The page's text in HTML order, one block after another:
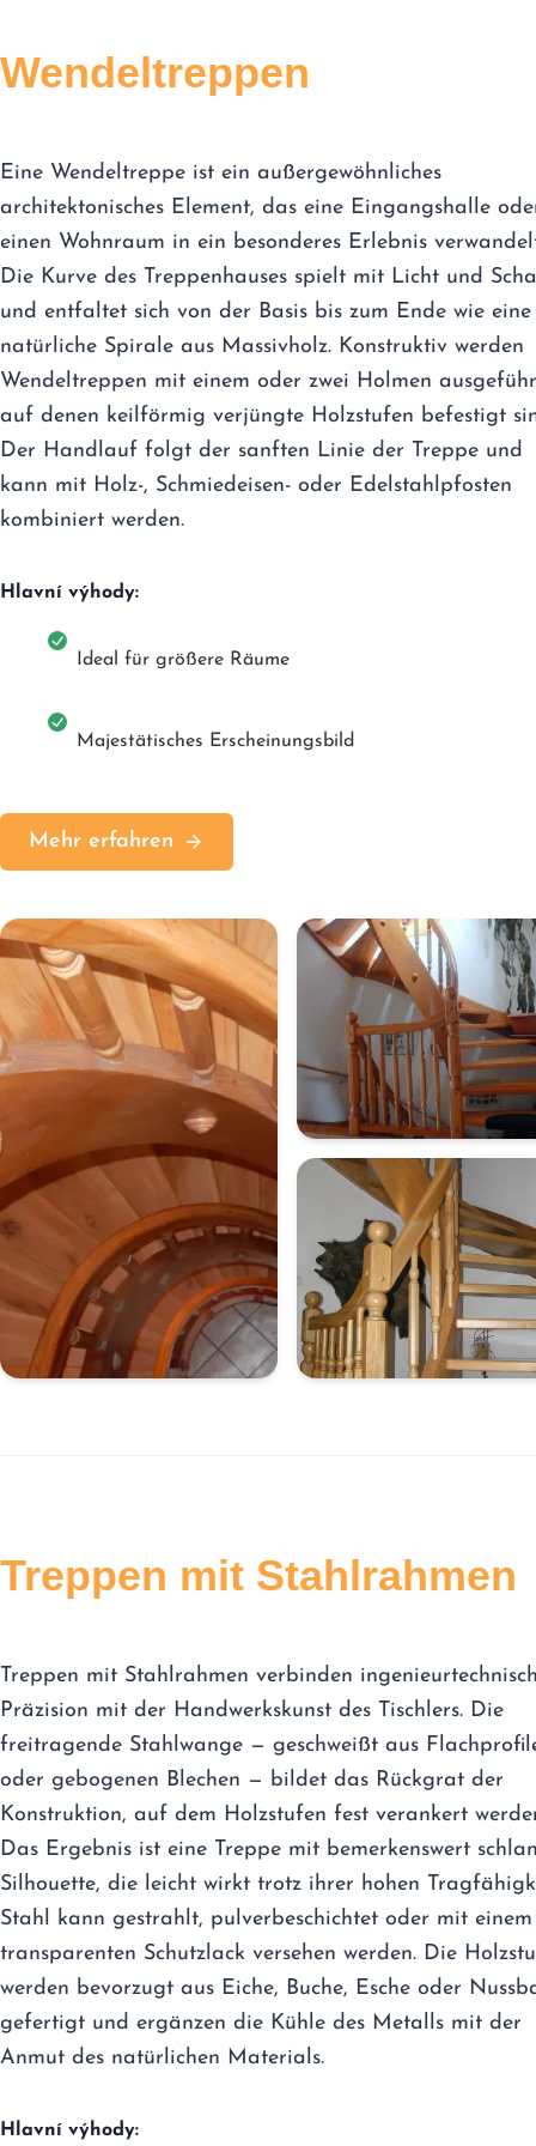
Wendeltreppen
Eine Wendeltreppe ist ein außergewöhnliches
architektonisches Element, das eine Eingangshalle
einen Wohnraum in ein besonderes Erlebnis
Die Kurve des Treppenhauses spielt mit Licht und
und entfaltet sich von der Basis bis zum Ende wie eine
natürliche Spirale aus Massivholz. Konstruktiv werden
Wendeltreppen mit einem oder zwei Holmen
auf denen keilförmig verjüngte Holzstufen befestigt
Der Handlauf folgt der sanften Linie der Treppe und
kann mit Holz-, Schmiedeisen- oder Edelstahlpfosten
kombiniert werden.
Hlavní výhody:
Ideal für größere Räume
Majestätisches Erscheinungsbild
Mehr erfahren
Treppen mit Stahlrahmen
Treppen mit Stahlrahmen verbinden
Präzision mit der Handwerkskunst des Tischlers. Die
freitragende Stahlwange — geschweißt aus
oder gebogenen Blechen — bildet das Rückgrat der
Konstruktion, auf dem Holzstufen fest verankert
Das Ergebnis ist eine Treppe mit bemerkenswert
Silhouette, die leicht wirkt trotz ihrer hohen
Stahl kann gestrahlt, pulverbeschichtet oder mit einem
transparenten Schutzlack versehen werden. Die
werden bevorzugt aus Eiche, Buche, Esche oder
gefertigt und ergänzen die Kühle des Metalls mit der
Anmut des natürlichen Materials.
Hlavní výhody: